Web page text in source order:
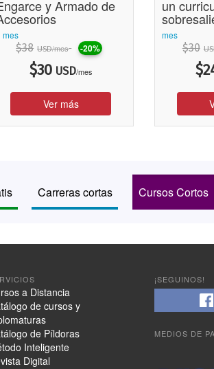
y Armado de
mes
$38 USD/mes -20%
$30 USD/mes
Ver más
un
mes
$30
$
Carreras cortas Cursos Cortos
a Distancia
de cursos y
de Píldoras
Inteligente
Digital
¡SEGUINOS!
MEDIOS DE